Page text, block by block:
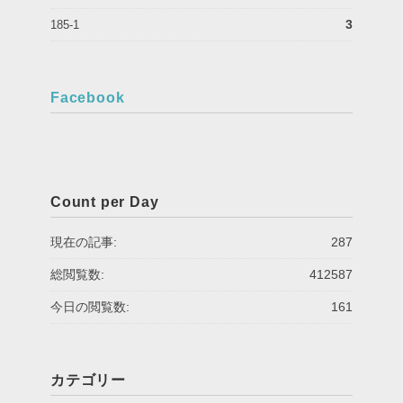
185-1 3
Facebook
Count per Day
287
現在の記事:
412587
総閲覧数:
161
今日の閲覧数:
カテゴリー